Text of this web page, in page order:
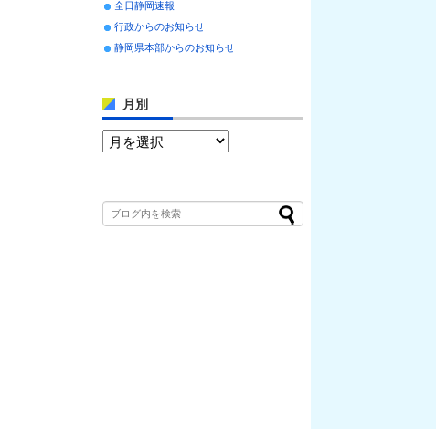
全日静岡速報
行政からのお知らせ
静岡県本部からのお知らせ
月別